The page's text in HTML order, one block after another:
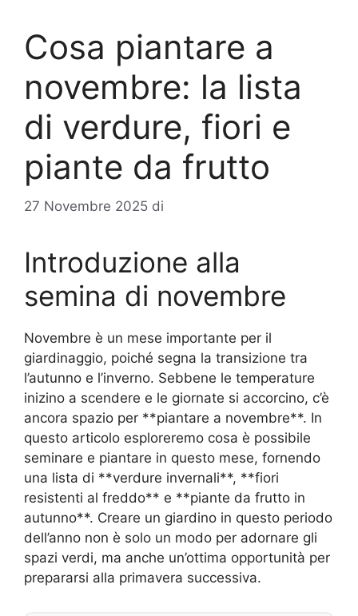
Cosa piantare a
novembre: la lista
di verdure, fiori e
piante da frutto
27 Novembre 2025 di
Introduzione alla
semina di novembre
Novembre è un mese importante per il
giardinaggio, poiché segna la transizione tra
l’autunno e l’inverno. Sebbene le temperature
inizino a scendere e le giornate si accorcino, c’è
ancora spazio per **piantare a novembre**. In
questo articolo esploreremo cosa è possibile
seminare e piantare in questo mese, fornendo
una lista di **verdure invernali**, **fiori
resistenti al freddo** e **piante da frutto in
autunno**. Creare un giardino in questo periodo
dell’anno non è solo un modo per adornare gli
spazi verdi, ma anche un’ottima opportunità per
prepararsi alla primavera successiva.